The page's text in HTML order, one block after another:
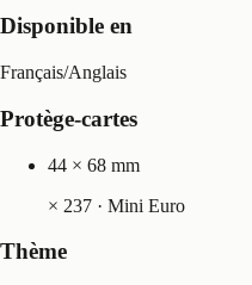
Disponible en
Français/Anglais
Protège-cartes
44 × 68 mm
× 237 · Mini Euro
Thème